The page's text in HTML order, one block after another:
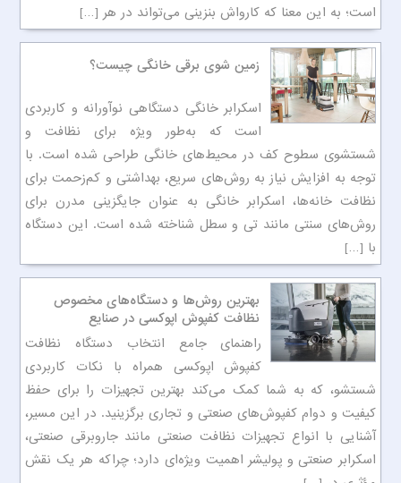
است؛ به این معنا که کارواش بنزینی می‌تواند در هر […]
زمین شوی برقی خانگی چیست؟
اسکرابر خانگی دستگاهی نوآورانه و کاربردی
است که به‌طور ویژه برای نظافت و
شستشوی سطوح کف در محیط‌های خانگی طراحی شده است. با
توجه به افزایش نیاز به روش‌های سریع، بهداشتی و کم‌زحمت برای
نظافت خانه‌ها، اسکرابر خانگی به عنوان جایگزینی مدرن برای
روش‌های سنتی مانند تی و سطل شناخته شده است. این دستگاه
با […]
بهترین روش‌ها و دستگاه‌های مخصوص
نظافت کفپوش اپوکسی در صنایع
راهنمای جامع انتخاب دستگاه نظافت
کفپوش اپوکسی همراه با نکات کاربردی
شستشو، که به شما کمک می‌کند بهترین تجهیزات را برای حفظ
کیفیت و دوام کفپوش‌های صنعتی و تجاری برگزینید. در این مسیر،
آشنایی با انواع تجهیزات نظافت صنعتی مانند جاروبرقی صنعتی،
اسکرابر صنعتی و پولیشر اهمیت ویژه‌ای دارد؛ چراکه هر یک نقش